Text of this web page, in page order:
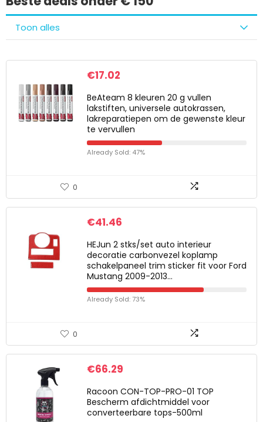
Toon alles
€17.02
BeAteam 8 kleuren 20 g vullen
lakstiften, universele autokrassen,
lakreparatiepen om de gewenste kleur
te vervullen
Already Sold: 47%
0
€41.46
HEJun 2 stks/set auto interieur
decoratie carbonvezel koplamp
schakelpaneel trim sticker fit voor Ford
Mustang 2009-2013…
Already Sold: 73%
0
€66.29
Racoon CON-TOP-PRO-01 TOP
Bescherm afdichtmiddel voor
converteerbare tops-500ml